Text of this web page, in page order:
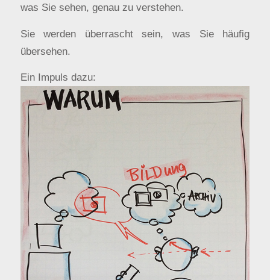
was Sie sehen, genau zu verstehen.
Sie werden überrascht sein, was Sie häufig
übersehen.
Ein Impuls dazu: